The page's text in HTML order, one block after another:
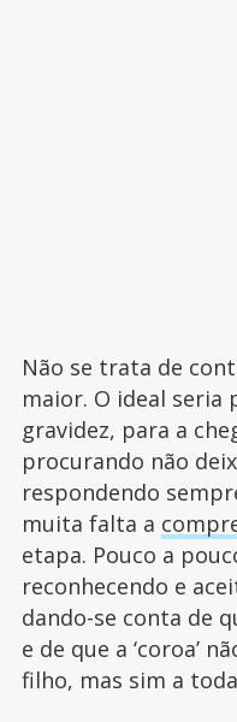
Não se trata de
maior. O ideal seria
gravidez, para a
procurando não
respondendo
muita falta a
etapa. Pouco a
reconhecendo e
dando-se conta de
e de que a ‘coroa’
filho, mas sim a